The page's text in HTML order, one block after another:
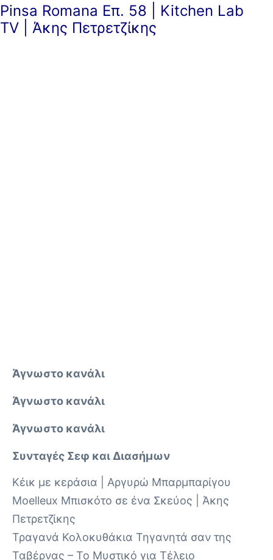
Pinsa Romana Επ. 58 | Kitchen Lab
TV | Άκης Πετρετζίκης
Άγνωστο κανάλι
Άγνωστο κανάλι
Άγνωστο κανάλι
Συνταγές Σεφ και Διασήμων
Κέικ με κεράσια | Αργυρώ Μπαρμπαρίγου
Moelleux Μπισκότο σε ένα Σκεύος | Άκης
Πετρετζίκης
Τραγανά Κολοκυθάκια Τηγανητά σαν της
Ταβέρνας – Το Μυστικό για Τέλειο